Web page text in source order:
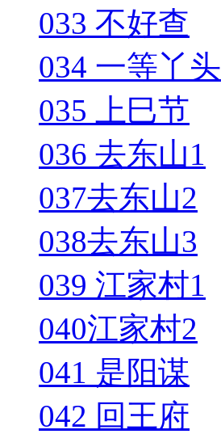
033 不好查
034 一等丫头
035 上巳节
036 去东山1
037去东山2
038去东山3
039 江家村1
040江家村2
041 是阳谋
042 回王府